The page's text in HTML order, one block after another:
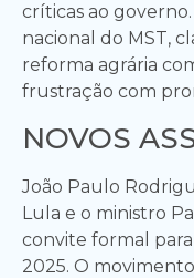
críticas ao
nacional do MST,
reforma agrária
frustração com
NOVOS
João Paulo
Lula e o ministro
convite formal
2025. O